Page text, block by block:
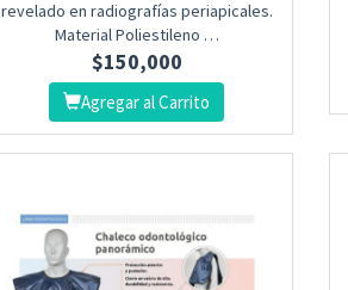
revelado en radiografías periapicales.
Material Poliestileno …
$150,000
Agregar al Carrito